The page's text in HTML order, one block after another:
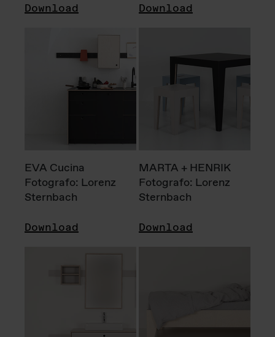
Download Download
EVA Cucina
Fotografo: Lorenz
Sternbach
Download
MARTA + HENRIK
Fotografo: Lorenz
Sternbach
Download